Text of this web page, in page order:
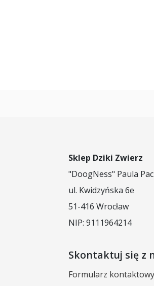
Sklep Dziki Zwierz
"DoogNess" Paula
ul. Kwidzyńska 6e
51-416 Wrocław
NIP: 9111964214
Skontaktuj się z
Formularz kontaktowy